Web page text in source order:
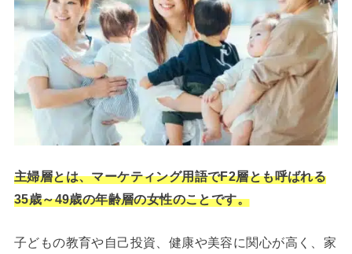
主婦層とは、マーケティング用語でF2層とも呼ばれる
35歳～49歳の年齢層の女性のことです。
子どもの教育や自己投資、健康や美容に関心が高く、家